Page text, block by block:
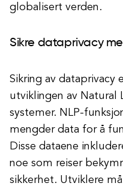
globalisert verden.
Sikre dataprivacy
Sikring av dataprivacy
utviklingen av Natural
systemer. NLP-
mengder data for å
Disse dataene
noe som reiser
sikkerhet. Utviklere